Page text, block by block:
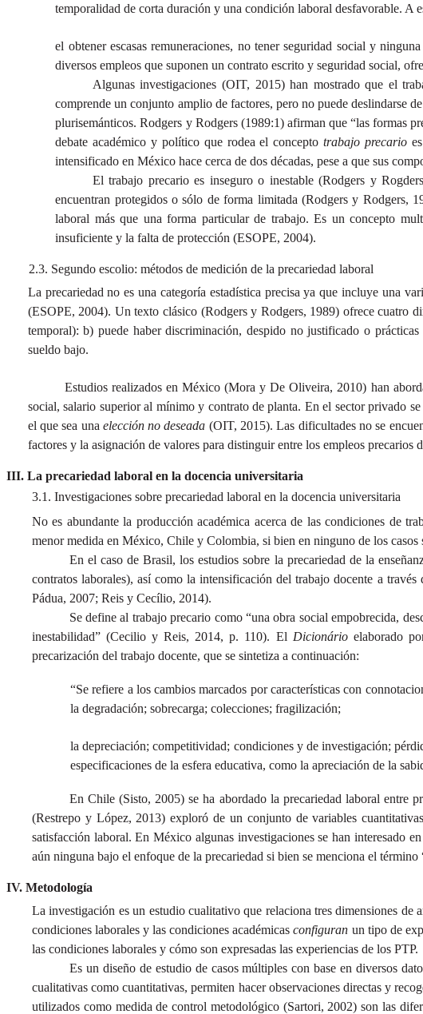
temporalidad de corta duración y una condición laboral desfavorable. A
el obtener escasas remuneraciones, no tener seguridad social y
diversos empleos que suponen un contrato escrito y seguridad social,
Algunas investigaciones (OIT, 2015) han mostrado que el
comprende un conjunto amplio de factores, pero no puede deslindarse
plurisemánticos. Rodgers y Rodgers (1989:1) afirman que “las formas
debate académico y político que rodea el conceptotrabajo precario
intensificado en México hace cerca de dos décadas, pese a que sus
El trabajo precario es inseguro o inestable (Rodgers y
encuentran protegidos o sólo de forma limitada (Rodgers y Rodgers,
laboral más que una forma particular de trabajo. Es un concepto
insuficiente y la falta de protección (ESOPE, 2004).
Segundo escolio: métodos de medición de la precariedad laboral
La precariedad no es una categoría estadística precisa ya que incluye una
(ESOPE, 2004). Un texto clásico (Rodgers y Rodgers, 1989) ofrece cuatro
temporal): b) puede haber discriminación, despido no justificado o
sueldo bajo.
Estudios realizados en México (Mora y De Oliveira, 2010) han
social, salario superior al mínimo y contrato de planta. En el sector privado
el que sea una elección no deseada (OIT, 2015). Las dificultades no se
factores y la asignación de valores para distinguir entre los empleos precarios
La precariedad laboral en la docencia universitaria
3.1. Investigaciones sobre precariedad laboral en la docencia universitaria
No es abundante la producción académica acerca de las condiciones de
menor medida en México, Chile y Colombia, si bien en ninguno de los casos
En el caso de Brasil, los estudios sobre la precariedad de la
contratos laborales), así como la intensificación del trabajo docente a
Pádua, 2007; Reis y Cecílio, 2014).
Se define al trabajo precario como “una obra social empobrecida,
inestabilidad” (Cecilio y Reis, 2014, p. 110). El Dicionário elaborado
precarización del trabajo docente, que se sintetiza a continuación:
“Se refiere a los cambios marcados por características con
la degradación; sobrecarga; colecciones; fragilización;
la depreciación; competitividad; condiciones y de investigación;
especificaciones de la esfera educativa, como la apreciación de la
En Chile (Sisto, 2005) se ha abordado la precariedad laboral entre
(Restrepo y López, 2013) exploró de un conjunto de variables
satisfacción laboral. En México algunas investigaciones se han interesado
aún ninguna bajo el enfoque de la precariedad si bien se menciona el
Metodología
La investigación es un estudio cualitativo que relaciona tres dimensiones de
condiciones laborales y las condiciones académicasconfiguran un tipo de
las condiciones laborales y cómo son expresadas las experiencias de los PTP.
Es un diseño de estudio de casos múltiples con base en diversos
cualitativas como cuantitativas, permiten hacer observaciones directas y
utilizados como medida de control metodológico (Sartori, 2002) son las